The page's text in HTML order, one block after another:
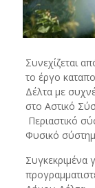
Συνεχίζεται
το έργο
Δέλτα με
στο Αστικό
Περιαστικό
Φυσικό
Συγκεκριμένα